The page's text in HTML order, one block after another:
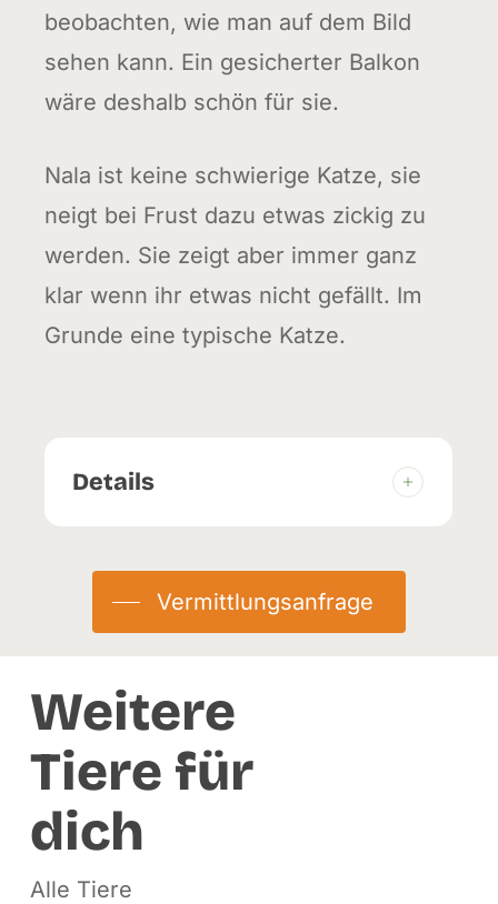
beobachten, wie man auf dem Bild
sehen kann. Ein gesicherter Balkon
wäre deshalb schön für sie.
Nala ist keine schwierige Katze, sie
neigt bei Frust dazu etwas zickig zu
werden. Sie zeigt aber immer ganz
klar wenn ihr etwas nicht gefällt. Im
Grunde eine typische Katze.
Details
Herkunft:
Vermittlungsanfrage
Weitere
Tiere für
dich
Alle Tiere